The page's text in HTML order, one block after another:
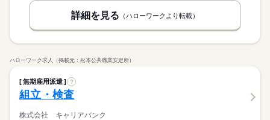
詳細を見る （ハローワークより転載）
ハローワーク求人（掲載元：松本公共職業安定所）
無期雇用派遣 ?
組立・検査
株式会社 キャリアバンク